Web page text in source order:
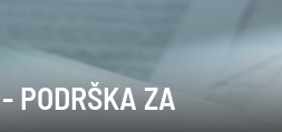
PODRŠKA ZA